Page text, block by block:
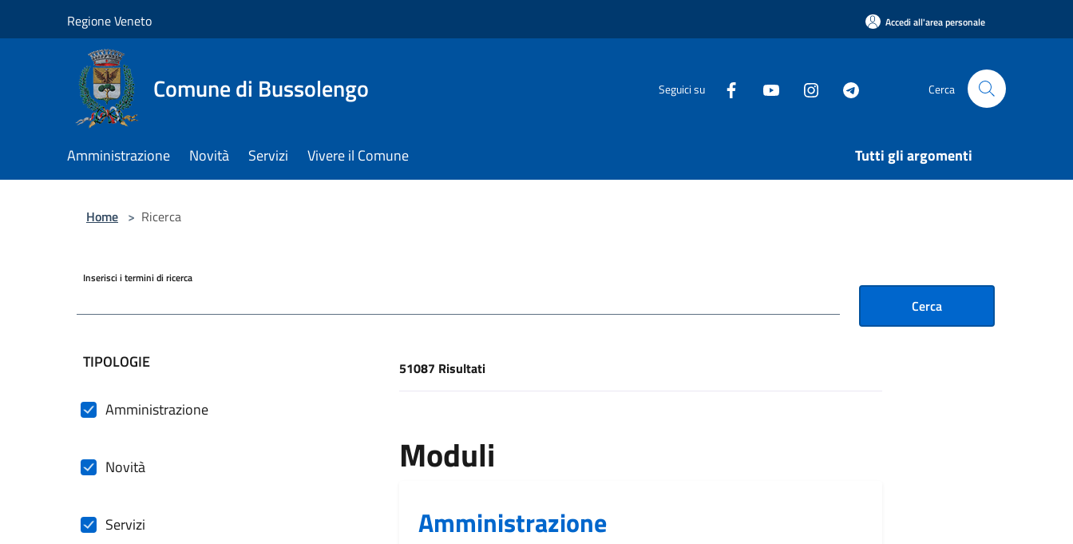
Regione Veneto Accedi all'area personale
Comune di Bussolengo Seguici su Cerca
Amministrazione Novità Servizi Vivere il Comune Tutti gli argomenti
Home > Ricerca
Inserisci i termini di ricerca
Cerca
filtri da applicare
TIPOLOGIE
Amministrazione
Novità
Servizi
[results] Risultati
51087 Risultati
Moduli
Amministrazione